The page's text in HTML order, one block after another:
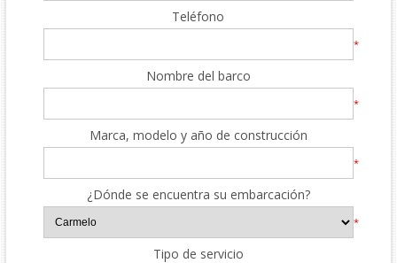
Teléfono
*
Nombre del barco
*
Marca, modelo y año de construcción
*
¿Dónde se encuentra su embarcación?
*
Tipo de servicio